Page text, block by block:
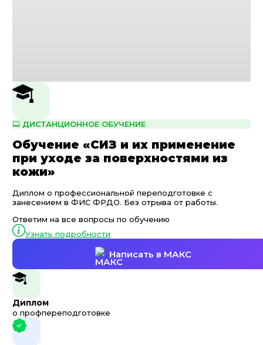
ДИСТАНЦИОННОЕ ОБУЧЕНИЕ
Обучение «СИЗ и их применение
при уходе за поверхностями из
кожи»
Диплом о профессиональной переподготовке с
занесением в ФИС ФРДО. Без отрыва от работы.
Ответим на все вопросы по обучению
Узнать подробности
Написать в МАКС
Диплом
о профпереподготовке